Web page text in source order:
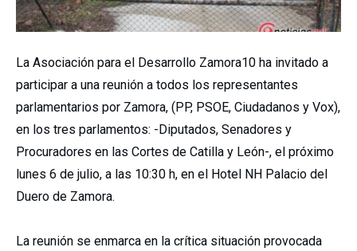
La Asociación para el Desarrollo Zamora10 ha invitado a
participar a una reunión a todos los representantes
parlamentarios por Zamora, (PP, PSOE, Ciudadanos y Vox),
en los tres parlamentos: -Diputados, Senadores y
Procuradores en las Cortes de Catilla y León-, el próximo
lunes 6 de julio, a las 10:30 h, en el Hotel NH Palacio del
Duero de Zamora.
La reunión se enmarca en la crítica situación provocada